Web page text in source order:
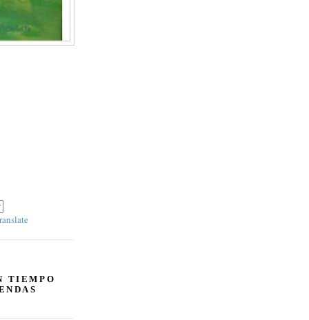
y escoja 'SPANISH' en el panel derecho debajo
TIEMPO